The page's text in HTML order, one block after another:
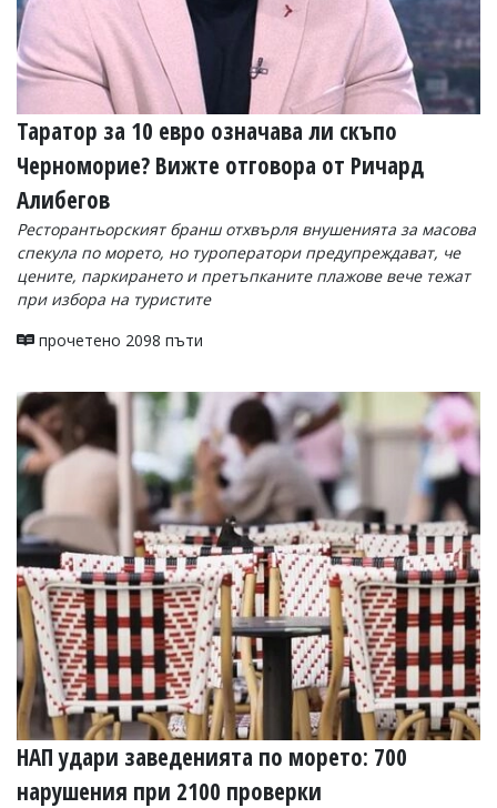
Управители:
Веселин
Василев,
email:
v.vasilev@flagman.bg
Катя
Касабова,
еmail:
k.kassabova@flagman.bg
Главен
редактор:
Иван
Колев,
email:
office@flagman.bg
Коментарите
под
се
въвеждат
от
читателите
и
не
носи
отговорност
за
тях!
Ако
откриете
обиден
за
вас
коментар,
моля
сигнализирайте
ни!
Таратор за 10 евро означава ли скъпо
Черноморие? Вижте отговора от Ричард
Алибегов
Ресторантьорският бранш отхвърля внушенията за масова
спекула по морето, но туроператори предупреждават, че
цените, паркирането и претъпканите плажове вече тежат
при избора на туристите
прочетено 2098 пъти
НАП удари заведенията по морето: 700
нарушения при 2100 проверки